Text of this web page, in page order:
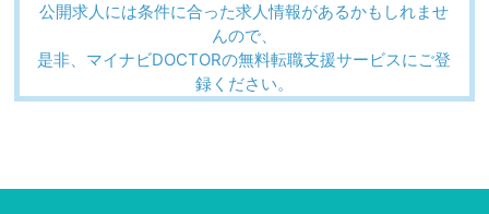
公開求人には条件に合った求人情報があるかもしれませ
んので、
是非、マイナビDOCTORの無料転職支援サービスにご登
録ください。